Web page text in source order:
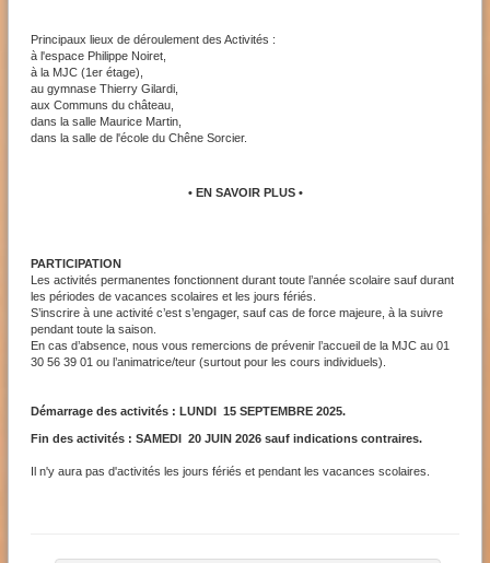
Principaux lieux de déroulement des Activités :
à l'espace Philippe Noiret,
à la MJC (1er étage),
au gymnase Thierry Gilardi,
aux Communs du château,
dans la salle Maurice Martin,
dans la salle de l'école du Chêne Sorcier.
• EN SAVOIR PLUS •
PARTICIPATION
Les activités permanentes fonctionnent durant toute l’année scolaire sauf durant
les périodes de vacances scolaires et les jours fériés.
S’inscrire à une activité c’est s’engager, sauf cas de force majeure, à la suivre
pendant toute la saison.
En cas d’absence, nous vous remercions de prévenir l’accueil de la MJC au 01
30 56 39 01 ou l’animatrice/teur (surtout pour les cours individuels).
Démarrage des activités : LUNDI 15 SEPTEMBRE 2025.
Fin des activités : SAMEDI 20 JUIN 2026 sauf indications contraires.
Il n'y aura pas d'activités les jours fériés et pendant les vacances scolaires.